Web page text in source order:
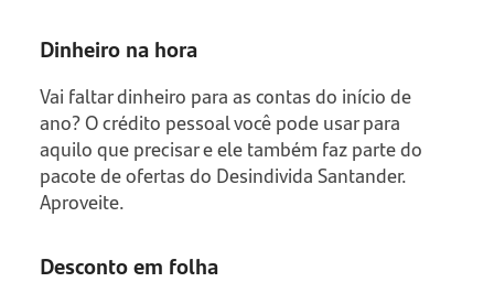
Dinheiro na hora
Vai faltar dinheiro para as contas do início de
ano? O crédito pessoal você pode usar para
aquilo que precisar e ele também faz parte do
pacote de ofertas do Desindivida Santander.
Aproveite.
Desconto em folha